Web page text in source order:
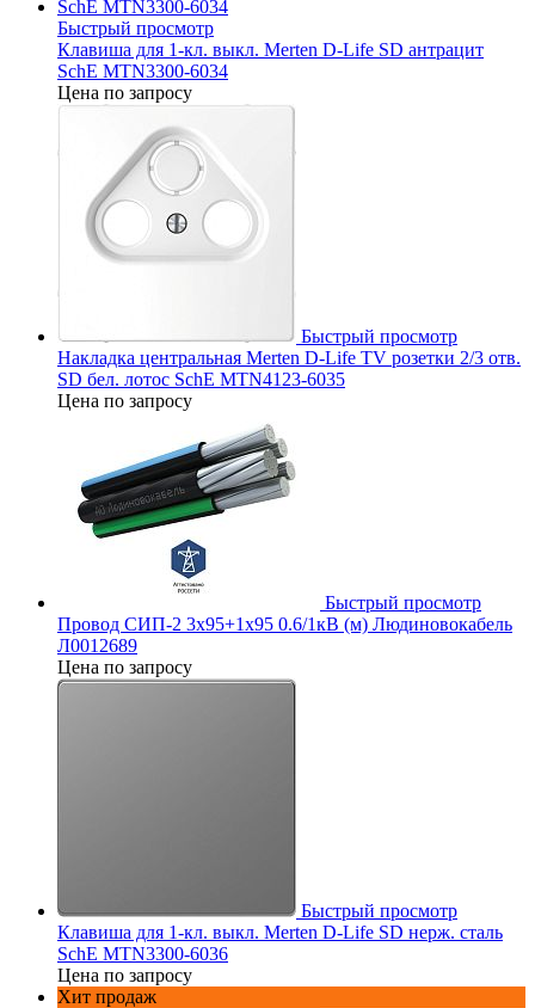
Быстрый просмотр
Клавиша для 1-кл. выкл. Merten D-Life SD антрацит
SchE MTN3300-6034
Цена по запросу
Быстрый просмотр
Накладка центральная Merten D-Life TV розетки 2/3 отв.
SD бел. лотос SchE MTN4123-6035
Цена по запросу
Быстрый просмотр
Провод СИП-2 3х95+1х95 0.6/1кВ (м) Людиновокабель
Л0012689
Цена по запросу
Быстрый просмотр
Клавиша для 1-кл. выкл. Merten D-Life SD нерж. сталь
SchE MTN3300-6036
Цена по запросу
Хит продаж